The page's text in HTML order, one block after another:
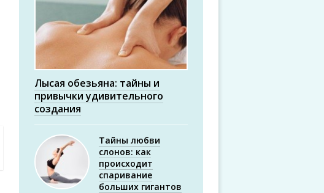
Лысая обезьяна: тайны и
привычки удивительного
создания
Тайны любви
слонов: как
происходит
спаривание
больших гигантов